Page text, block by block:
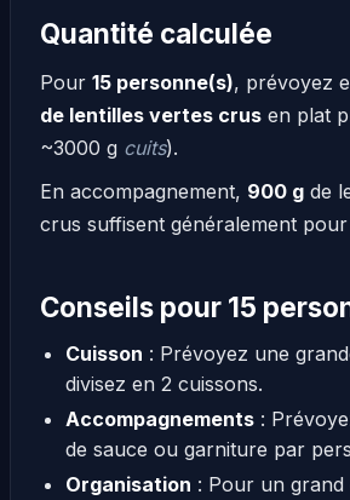
Quantité calculée
Pour 15 personne(s), prévoyez
de lentilles vertes crus en plat
~3000 g cuits).
En accompagnement, 900 g de
crus suffisent généralement
Conseils pour 15
Cuisson : Prévoyez une
divisez en 2 cuissons.
Accompagnements:
de sauce ou garniture par
Organisation : Pour un grand